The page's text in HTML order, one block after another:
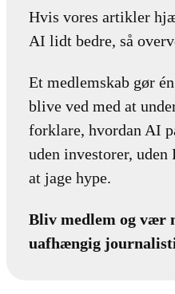
Hvis vores artikler
AI lidt bedre, så
Et medlemskab gør
blive ved med at
forklare, hvordan AI
uden investorer, uden
at jage hype.
Bliv medlem og vær
uafhængig